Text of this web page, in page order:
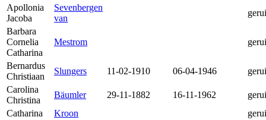
Apollonia
Jacoba
Sevenbergen
van
Barbara
Cornelia
Catharina
Mestrom
Bernardus
Christiaan
Slungers 11-02-1910 06-04-1946
Carolina
Christina
Bäumler 29-11-1882 16-11-1962
Catharina
Kroon